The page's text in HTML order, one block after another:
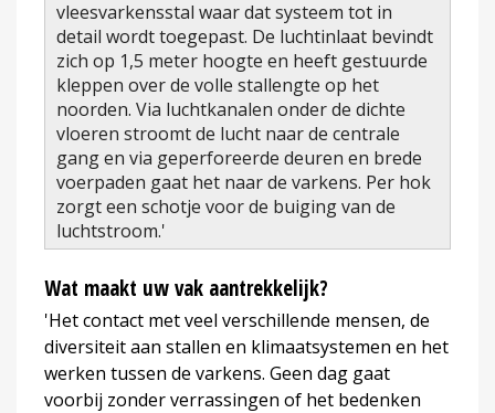
vleesvarkensstal waar dat systeem tot in
detail wordt toegepast. De luchtinlaat bevindt
zich op 1,5 meter hoogte en heeft gestuurde
kleppen over de volle stallengte op het
noorden. Via luchtkanalen onder de dichte
vloeren stroomt de lucht naar de centrale
gang en via geperforeerde deuren en brede
voerpaden gaat het naar de varkens. Per hok
zorgt een schotje voor de buiging van de
luchtstroom.'
Wat maakt uw vak aantrekkelijk?
'Het contact met veel verschillende mensen, de
diversiteit aan stallen en klimaatsystemen en het
werken tussen de varkens. Geen dag gaat
voorbij zonder verrassingen of het bedenken